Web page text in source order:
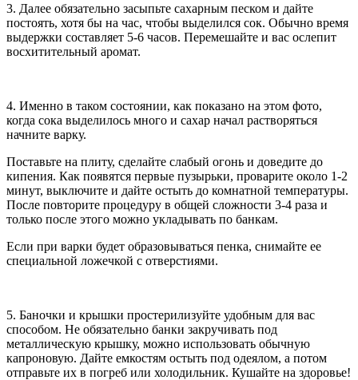
3. Далее обязательно засыпьте сахарным песком и дайте
постоять, хотя бы на час, чтобы выделился сок. Обычно время
выдержки составляет 5-6 часов. Перемешайте и вас ослепит
восхитительный аромат.
4. Именно в таком состоянии, как показано на этом фото,
когда сока выделилось много и сахар начал растворяться
начните варку.
Поставьте на плиту, сделайте слабый огонь и доведите до
кипения. Как появятся первые пузырьки, проварите около 1-2
минут, выключите и дайте остыть до комнатной температуры.
После повторите процедуру в общей сложности 3-4 раза и
только после этого можно укладывать по банкам.
Если при варки будет образовываться пенка, снимайте ее
специальной ложечкой с отверстиями.
5. Баночки и крышки простерилизуйте удобным для вас
способом. Не обязательно банки закручивать под
металлическую крышку, можно использовать обычную
капроновую. Дайте емкостям остыть под одеялом, а потом
отправьте их в погреб или холодильник. Кушайте на здоровье!